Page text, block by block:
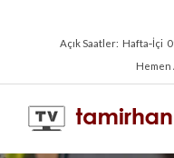
Açık Saatler: Hafta‑İçi
Hemen